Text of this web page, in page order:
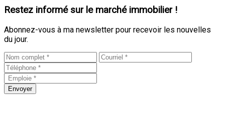
Restez informé sur le marché immobilier !
Abonnez-vous à ma newsletter pour recevoir les nouvelles
du jour.
Envoyer